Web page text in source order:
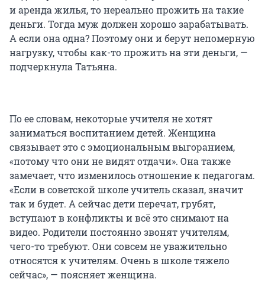
и аренда жилья, то нереально прожить на такие
деньги. Тогда муж должен хорошо зарабатывать.
А если она одна? Поэтому они и берут непомерную
нагрузку, чтобы как-то прожить на эти деньги, —
подчеркнула Татьяна.
По ее словам, некоторые учителя не хотят
заниматься воспитанием детей. Женщина
связывает это с эмоциональным выгоранием,
«потому что они не видят отдачи». Она также
замечает, что изменилось отношение к педагогам.
«Если в советской школе учитель сказал, значит
так и будет. А сейчас дети перечат, грубят,
вступают в конфликты и всё это снимают на
видео. Родители постоянно звонят учителям,
чего-то требуют. Они совсем не уважительно
относятся к учителям. Очень в школе тяжело
сейчас», — поясняет женщина.